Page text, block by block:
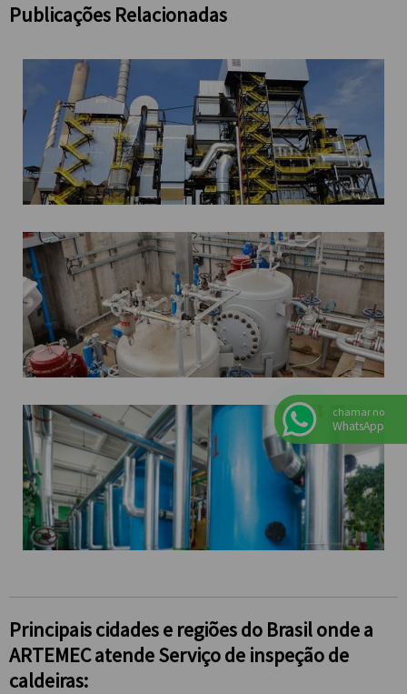
Publicações Relacionadas
Principais cidades e regiões do Brasil onde a
ARTEMEC atende Serviço de inspeção de
caldeiras:
chamar no
WhatsApp